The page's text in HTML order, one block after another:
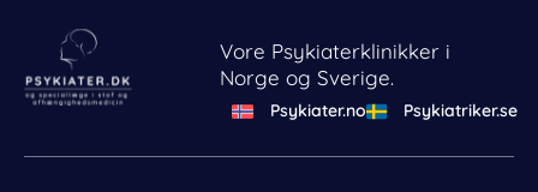
Vore Psykiaterklinikker i
Norge og Sverige.
Psykiater.no Psykiatriker.se